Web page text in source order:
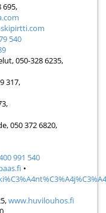
695,
540
050-328 6235,
317,
050 372 6820,
991 540
•
www.huvilouhos.fi